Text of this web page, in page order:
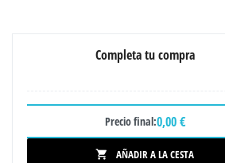
Completa tu compra
Precio final:0,00 €
 AÑADIR A LA CESTA